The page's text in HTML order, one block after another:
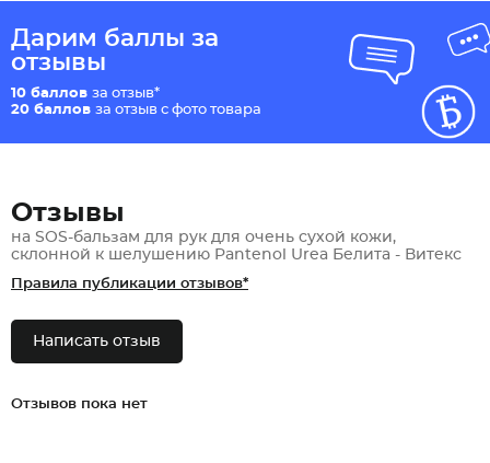
Дарим баллы за
отзывы
10 баллов за отзыв*
20 баллов за отзыв с фото товара
Отзывы
на SOS-бальзам для рук для очень сухой кожи,
склонной к шелушению Pantenol Urea Белита - Витекс
Правила публикации отзывов*
Написать отзыв
Отзывов пока нет